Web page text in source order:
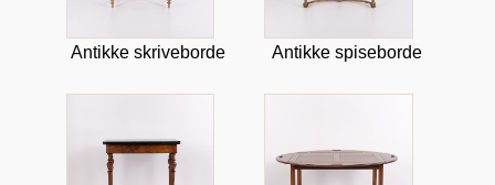
Antikke skriveborde Antikke spiseborde